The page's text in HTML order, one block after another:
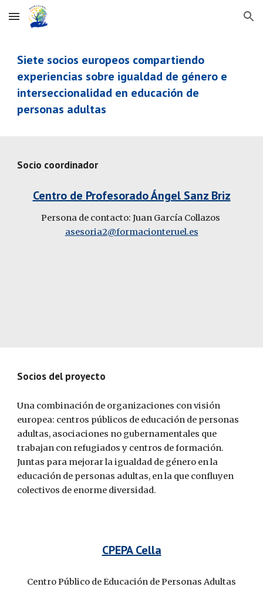
Skip to main content Skip to navigation
Siete socios europeos compartiendo
experiencias sobre igualdad de género e
interseccionalidad en educación de
personas adultas
Socio coordinador
Centro de Profesorado Ángel Sanz Briz
asesoria2@formacionteruel.es
Socios del proyecto
Una combinación de organizaciones con visión
europea: centros públicos de educación de personas
adultas, asociaciones no gubernamentales que
trabajan con refugiados y centros de formación.
Juntas para mejorar la igualdad de género en la
educación de personas adultas, en la que confluyen
colectivos de enorme diversidad.
CPEPA Cella
Centro Público de Educación de Personas Adultas